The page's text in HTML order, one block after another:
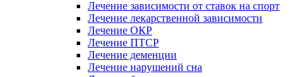
Лечение зависимости от ставок на спорт
Лечение лекарственной зависимости
Лечение ОКР
Лечение ПТСР
Лечение деменции
Лечение нарушений сна